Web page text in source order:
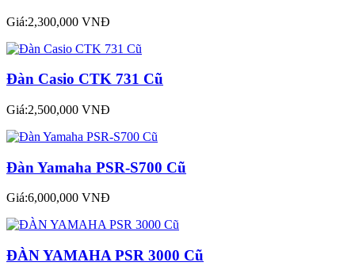
Giá:2,300,000 VNĐ
Đàn Casio CTK 731 Cũ
Giá:2,500,000 VNĐ
Đàn Yamaha PSR-S700 Cũ
Giá:6,000,000 VNĐ
ĐÀN YAMAHA PSR 3000 Cũ